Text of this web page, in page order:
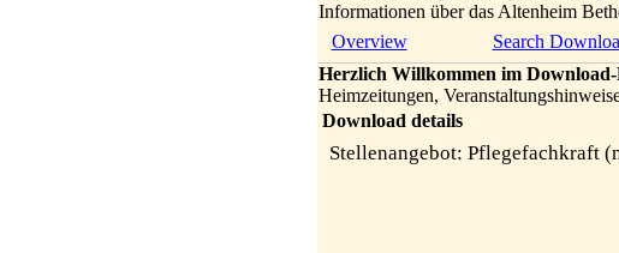
Informationen über das Altenheim
Overview
Search
Herzlich Willkommen im Download-
Heimzeitungen,
Download details
Stellenangebot: Pflegefachkraft